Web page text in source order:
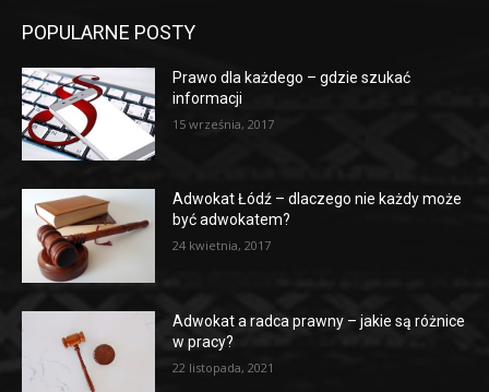
POPULARNE POSTY
Prawo dla każdego – gdzie szukać
informacji
15 września, 2017
Adwokat Łódź – dlaczego nie każdy może
być adwokatem?
24 kwietnia, 2017
Adwokat a radca prawny – jakie są różnice
w pracy?
22 listopada, 2021